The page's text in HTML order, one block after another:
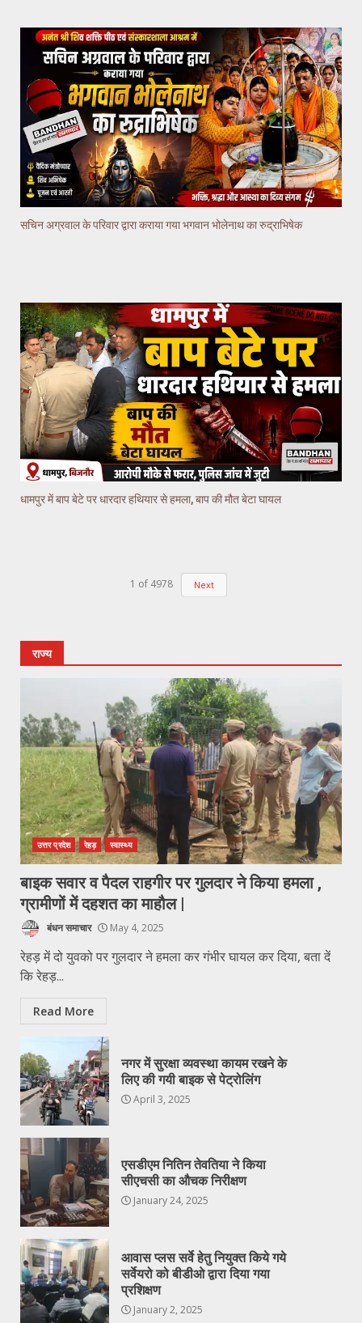
सचिन अग्रवाल के परिवार द्वारा कराया गया भगवान भोलेनाथ का रुद्राभिषेक
धामपुर में बाप बेटे पर धारदार हथियार से हमला, बाप की मौत बेटा घायल
1 of 4978 Next
राज्य
उत्तर प्रदेश रेहड़ स्वास्थ्य
बाइक सवार व पैदल राहगीर पर गुलदार ने किया हमला ,
ग्रामीणों में दहशत का माहौल |
बंधन समाचार May 4, 2025
रेहड़ में दो युवको पर गुलदार ने हमला कर गंभीर घायल कर दिया, बता दें
कि रेहड़...
Read More
नगर में सुरक्षा व्यवस्था कायम रखने के
लिए की गयी बाइक से पेट्रोलिंग
April 3, 2025
एसडीएम नितिन तेवतिया ने किया
सीएचसी का औचक निरीक्षण
January 24, 2025
आवास प्लस सर्वे हेतु नियुक्त किये गये
सर्वेयरो को बीडीओ द्वारा दिया गया
प्रशिक्षण
January 2, 2025